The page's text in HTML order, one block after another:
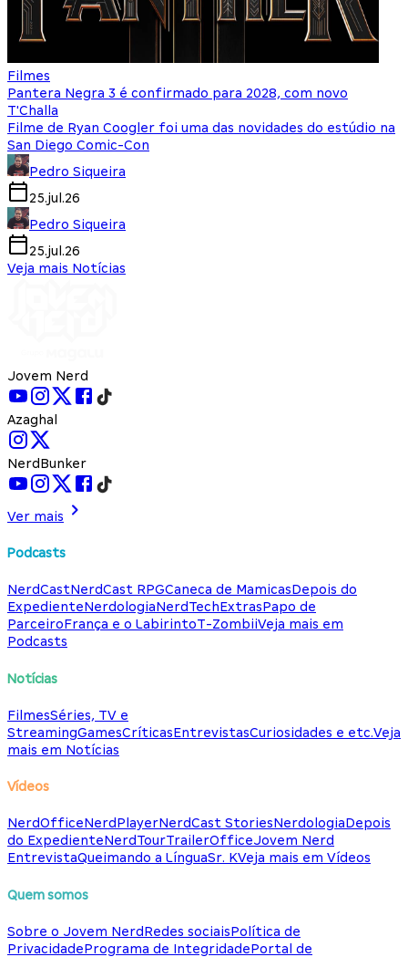
Filmes
Pantera Negra 3 é confirmado para 2028, com novo
T'Challa
Filme de Ryan Coogler foi uma das novidades do estúdio na
San Diego Comic-Con
Pedro Siqueira
25.jul.26
Pedro Siqueira
25.jul.26
Veja mais Notícias
Jovem Nerd
Azaghal
NerdBunker
Ver mais
Podcasts
NerdCastNerdCast RPGCaneca de MamicasDepois do
ExpedienteNerdologiaNerdTechExtrasPapo de
ParceiroFrança e o LabirintoT-ZombiiVeja mais em
Podcasts
Notícias
FilmesSéries, TV e
StreamingGamesCríticasEntrevistasCuriosidades e etc.Veja
mais em Notícias
Vídeos
NerdOfficeNerdPlayerNerdCast StoriesNerdologiaDepois
do ExpedienteNerdTourTrailerOfficeJovem Nerd
EntrevistaQueimando a LínguaSr. KVeja mais em Vídeos
Quem somos
Sobre o Jovem NerdRedes sociaisPolítica de
PrivacidadePrograma de IntegridadePortal de